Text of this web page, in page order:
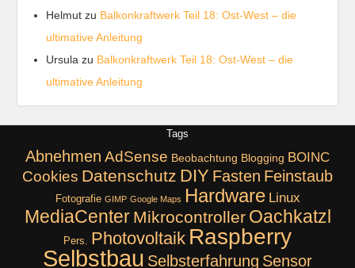
Helmut zu Balkonkraftwerk Teil 18: Ost-West – die
ultimative Anleitung
Ursula zu Balkonkraftwerk Teil 18: Ost-West – die
ultimative Anleitung
Tags
Abnehmen AdSense Beobachtung Blogging BOINC
Cookies Datenschutz DIY Fasten Feinstaub
Fotografie GIMP Google Maps Hardware Linux
MediaCenter Mikrocontroller Oachkatzl
Pers. Photovoltaik Raspberry
Selbstbau Selbsterfahrung Sensor